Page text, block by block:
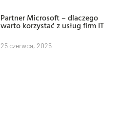
Partner Microsoft – dlaczego
warto korzystać z usług firm IT
25 czerwca, 2025